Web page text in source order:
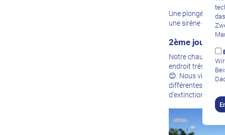
Une plongée de
une sirène en
2ème jour
Notre chauffeur
endroit très
😊. Nous
différentes, nous
d'extinction il y a